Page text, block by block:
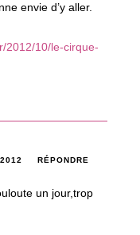
envie d’y aller.
2012/10/le-cirque-
RÉPONDRE
un jour,trop